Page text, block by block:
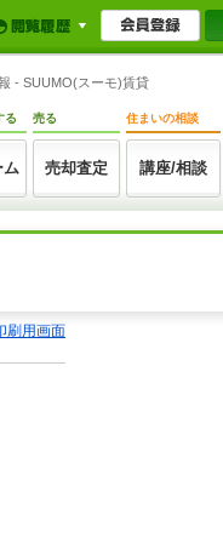
- SUUMO(スーモ)賃貸
る
ム
売る
売却査定
住まいの相談
講座/相談
刷用画面